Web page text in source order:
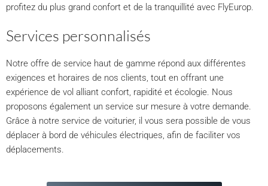
profitez du plus grand confort et de la tranquillité avec FlyEurop.
Services personnalisés
Notre offre de service haut de gamme répond aux différentes
exigences et horaires de nos clients, tout en offrant une
expérience de vol alliant confort, rapidité et écologie. Nous
proposons également un service sur mesure à votre demande.
Grâce à notre service de voiturier, il vous sera possible de vous
déplacer à bord de véhicules électriques, afin de faciliter vos
déplacements.